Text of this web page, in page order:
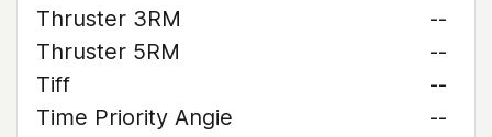
Thruster 3RM
--
Thruster 5RM
--
Tiff
--
Time Priority Angie
--